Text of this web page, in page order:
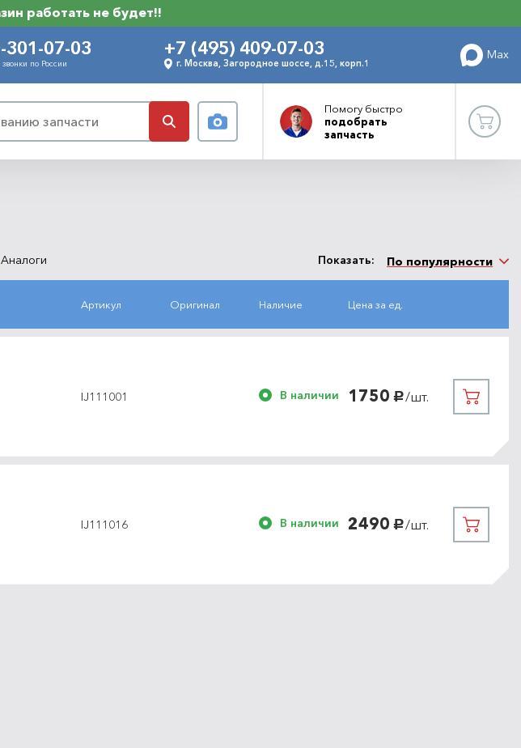
работать не будет!!
301-07-03
по России
+7 (495) 409-07-03
г. Москва, Загородное шоссе, д.15, корп.1
Max
Помогу быстро
подобрать
запчасть
Аналоги Показать: По популярности
Артикул Оригинал Наличие Цена за ед.
IJ111001 В наличии 1750 руб./шт.
IJ111016 В наличии 2490 руб./шт.